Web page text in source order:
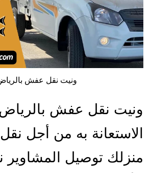
ونيت نقل عفش
ونيت نقل عفش بالرياض
الاستعانة به من أجل
منزلك توصيل المشاوير